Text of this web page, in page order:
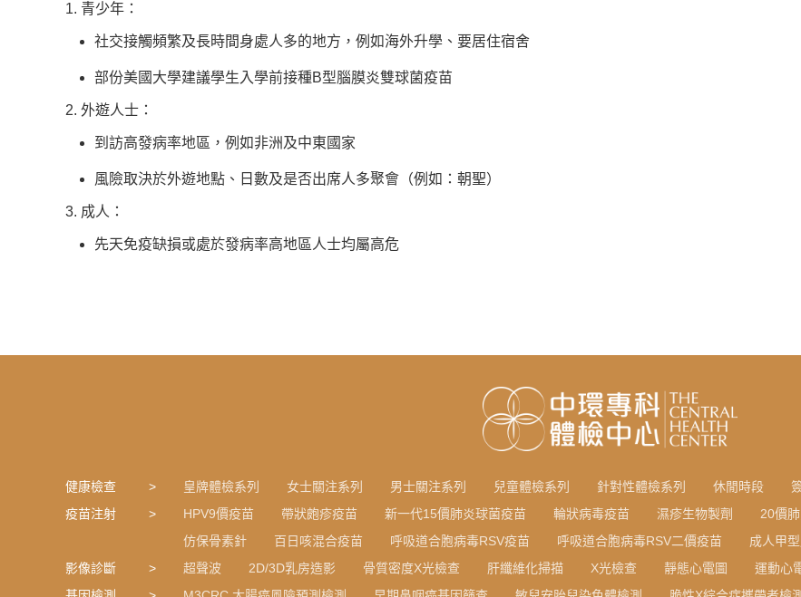
1. 青少年：
社交接觸頻繁及長時間身處人多的地方，例如海外升學、要居住宿舍
部份美國大學建議學生入學前接種B型腦膜炎雙球菌疫苗
2. 外遊人士：
到訪高發病率地區，例如非洲及中東國家
風險取決於外遊地點、日數及是否出席人多聚會（例如：朝聖）
3. 成人：
先天免疫缺損或處於發病率高地區人士均屬高危
健康檢查 皇牌體檢系列 女士關注系列 男士關注系列 兒童體檢系列 針對性體檢系列 休閒時段
疫苗注射
HPV9價疫苗 帶狀皰疹疫苗 新一代15價肺炎球菌疫苗 輪狀病毒疫苗 濕疹生物製劑 20價
仿保骨素針
百日咳混合疫苗 呼吸道合胞病毒RSV疫苗 呼吸道合胞病毒RSV二價疫苗 成人甲
影像診斷
超聲波 2D/3D乳房造影 骨質密度X光檢查 肝纖維化掃描 X光檢查 靜態心電圖
運動心